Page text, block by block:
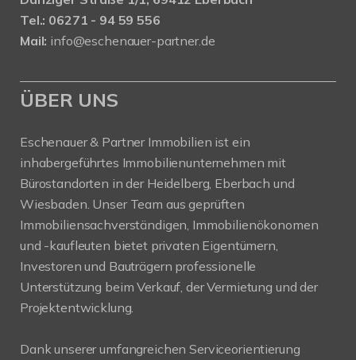
Tel.: 06271 - 94 59 556
Mail: info@eschenauer-partner.de
ÜBER UNS
Eschenauer & Partner Immobilien ist ein
inhabergeführtes Immobilienunternehmen mit
Bürostandorten in der Heidelberg, Eberbach und
Wiesbaden. Unser Team aus geprüften
Immobiliensachverständigen, Immobilienökonomen
und -kaufleuten bietet privaten Eigentümern,
Investoren und Bauträgern professionelle
Unterstützung beim Verkauf, der Vermietung und der
Projektentwicklung.
Dank unserer umfangreichen Serviceorientierung